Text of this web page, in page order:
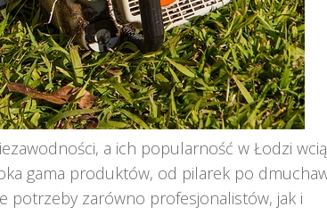
a ich popularność w Łodzi
gama produktów, od pilarek po
potrzeby zarówno profesjonalistów, jak i